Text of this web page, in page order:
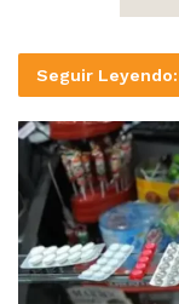
Seguir Leyendo: